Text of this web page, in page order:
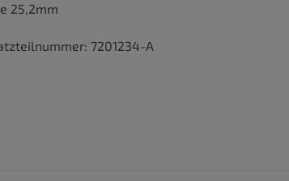
25,2mm
7201234-A